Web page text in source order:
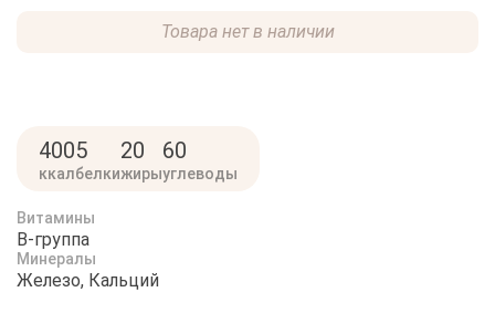
Товара нет в наличии
400
ккал
5
белки
20
жиры
60
углеводы
Витамины
B-группа
Минералы
Железо, Кальций